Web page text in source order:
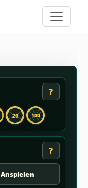
20 100
?
Anspielen
?